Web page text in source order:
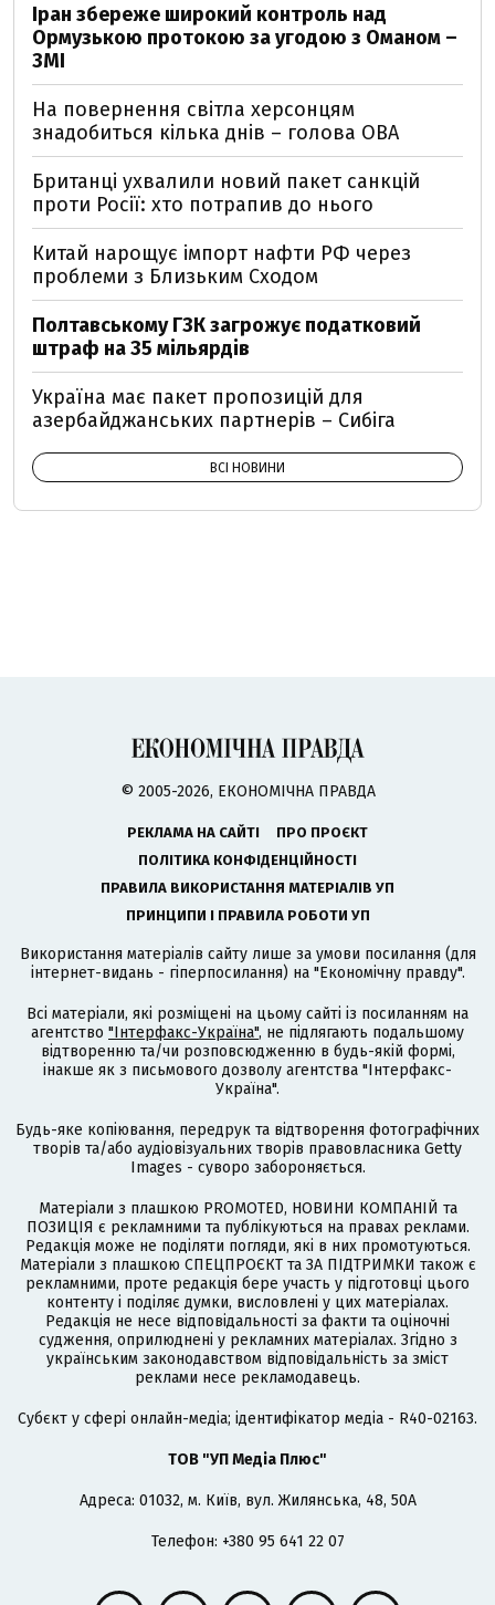
Іран збереже широкий контроль над
Ормузькою протокою за угодою з Оманом –
ЗМІ
На повернення світла херсонцям
знадобиться кілька днів – голова ОВА
Британці ухвалили новий пакет санкцій
проти Росії: хто потрапив до нього
Китай нарощує імпорт нафти РФ через
проблеми з Близьким Сходом
Полтавському ГЗК загрожує податковий
штраф на 35 мільярдів
Україна має пакет пропозицій для
азербайджанських партнерів – Сибіга
ВСІ НОВИНИ
© 2005-2026, ЕКОНОМІЧНА ПРАВДА
РЕКЛАМА НА САЙТІ
ПРО ПРОЄКТ
ПОЛІТИКА КОНФІДЕНЦІЙНОСТІ
ПРАВИЛА ВИКОРИСТАННЯ МАТЕРІАЛІВ УП
ПРИНЦИПИ І ПРАВИЛА РОБОТИ УП
Використання матеріалів сайту лише за умови посилання (для
інтернет-видань - гіперпосилання) на "Економічну правду".
Всі матеріали, які розміщені на цьому сайті із посиланням на
агентство "Інтерфакс-Україна", не підлягають подальшому
відтворенню та/чи розповсюдженню в будь-якій формі,
інакше як з письмового дозволу агентства "Інтерфакс-
Україна".
Будь-яке копіювання, передрук та відтворення фотографічних
творів та/або аудіовізуальних творів правовласника Getty
Images - суворо забороняється.
Матеріали з плашкою PROMOTED, НОВИНИ КОМПАНІЙ та
ПОЗИЦІЯ є рекламними та публікуються на правах реклами.
Редакція може не поділяти погляди, які в них промотуються.
Матеріали з плашкою СПЕЦПРОЄКТ та ЗА ПІДТРИМКИ також є
рекламними, проте редакція бере участь у підготовці цього
контенту і поділяє думки, висловлені у цих матеріалах.
Редакція не несе відповідальності за факти та оціночні
судження, оприлюднені у рекламних матеріалах. Згідно з
українським законодавством відповідальність за зміст
реклами несе рекламодавець.
Cубєкт у сфері онлайн-медіа; ідентифікатор медіа - R40-02163.
ТОВ "УП Медіа Плюс"
Адреса: 01032, м. Київ, вул. Жилянська, 48, 50А
Телефон: +380 95 641 22 07